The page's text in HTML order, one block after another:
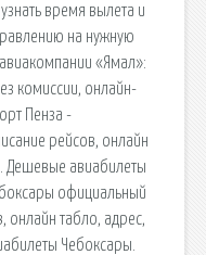
время вылета и
на нужную
«Ямал»:
комиссии, онлайн-
Пенза -
рейсов, онлайн
Дешевые авиабилеты
официальный
онлайн табло, адрес,
Чебоксары.